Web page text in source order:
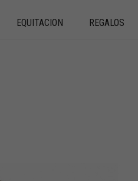
EQUITACION REGALOS